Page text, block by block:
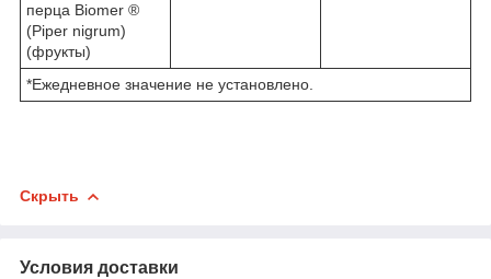
перца Biomer ®
(Piper nigrum)
(фрукты)
*Ежедневное значение не установлено.
Скрыть
Условия доставки